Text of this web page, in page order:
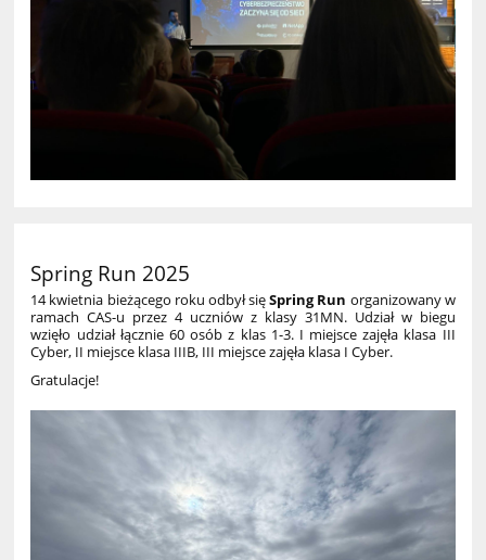
Spring Run 2025
14 kwietnia bieżącego roku odbył sięSpring Run organizowany w
ramach CAS-u przez 4 uczniów z klasy 31MN. Udział w biegu
wzięło udział łącznie 60 osób z klas 1-3. I miejsce zajęła klasa III
Cyber, II miejsce klasa IIIB, III miejsce zajęła klasa I Cyber.
Gratulacje!